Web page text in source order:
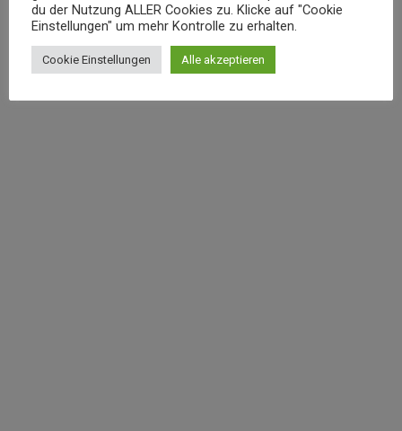
du der Nutzung ALLER Cookies zu. Klicke auf "Cookie
Einstellungen" um mehr Kontrolle zu erhalten.
Cookie Einstellungen Alle akzeptieren